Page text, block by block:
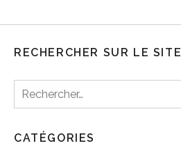
RECHERCHER SUR LE SITE
Rechercher :
CATÉGORIES